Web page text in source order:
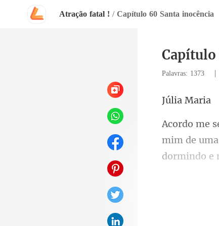
Atração fatal ! / Capítulo 60 Santa inocência
Capítulo
Palavras: 1373
a Ma
mim de